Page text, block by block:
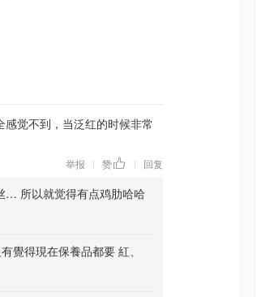
觉不到，当泛红的时候非常
举报 | 赞 | 回复
… 所以就觉得有点鸡肋哈哈
覺得現在保養品都要 紅、